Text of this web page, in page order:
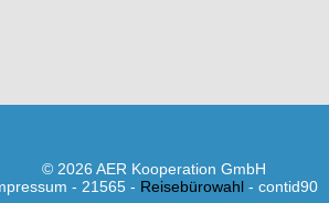
© 2026 AER Kooperation GmbH
- 21565 - Reisebürowahl - contid90